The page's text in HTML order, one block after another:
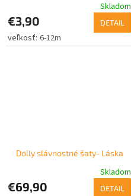
Skladom
€3,90 DETAIL
6-12m
Dolly slávnostné šaty- Láska
Skladom
€69,90 DETAIL